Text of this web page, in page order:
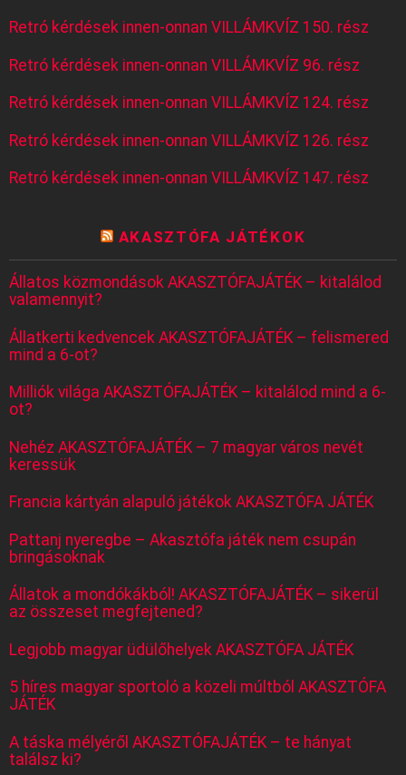
Retró kérdések innen-onnan VILLÁMKVÍZ 150. rész
Retró kérdések innen-onnan VILLÁMKVÍZ 96. rész
Retró kérdések innen-onnan VILLÁMKVÍZ 124. rész
Retró kérdések innen-onnan VILLÁMKVÍZ 126. rész
Retró kérdések innen-onnan VILLÁMKVÍZ 147. rész
AKASZTÓFA JÁTÉKOK
Állatos közmondások AKASZTÓFAJÁTÉK – kitalálod
valamennyit?
Állatkerti kedvencek AKASZTÓFAJÁTÉK – felismered
mind a 6-ot?
Milliók világa AKASZTÓFAJÁTÉK – kitalálod mind a 6-
ot?
Nehéz AKASZTÓFAJÁTÉK – 7 magyar város nevét
keressük
Francia kártyán alapuló játékok AKASZTÓFA JÁTÉK
Pattanj nyeregbe – Akasztófa játék nem csupán
bringásoknak
Állatok a mondókákból! AKASZTÓFAJÁTÉK – sikerül
az összeset megfejtened?
Legjobb magyar üdülőhelyek AKASZTÓFA JÁTÉK
5 híres magyar sportoló a közeli múltból AKASZTÓFA
JÁTÉK
A táska mélyéről AKASZTÓFAJÁTÉK – te hányat
találsz ki?